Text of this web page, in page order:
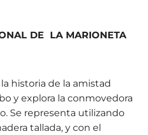
DE LA MARIONETA
historia de la amistad
y explora la conmovedora
Se representa utilizando
tallada, y con el